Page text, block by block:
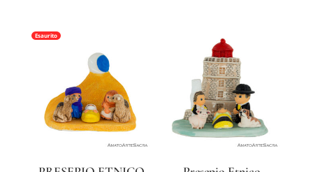
Esaurito